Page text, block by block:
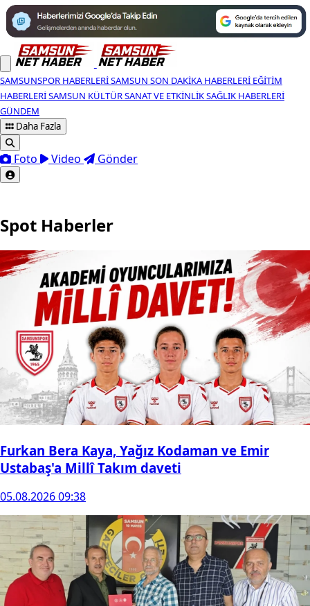
SAMSUNSPOR HABERLERISAMSUN SON DAKIKA HABERLERI EĞITIM
HABERLERISAMSUN KÜLTÜR SANAT VE ETKINLIKSAĞLIK HABERLERI
GÜNDEM
Daha Fazla
Foto Video Gönder
Spot Haberler
Furkan Bera Kaya, Yağız Kodaman ve Emir
Ustabaş'a Millî Takım daveti
05.08.2026 09:38